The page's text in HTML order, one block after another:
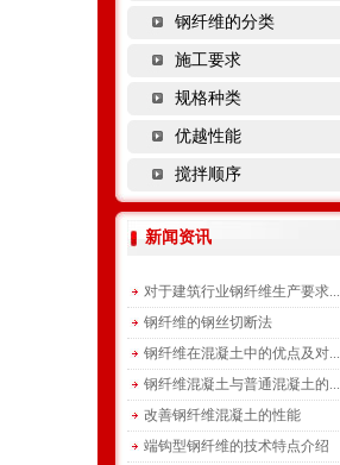
钢纤维的分类
施工要求
规格种类
优越性能
搅拌顺序
新闻资讯
对于建筑行业钢纤维生产要求...
钢纤维的钢丝切断法
钢纤维在混凝土中的优点及对...
钢纤维混凝土与普通混凝土的...
改善钢纤维混凝土的性能
端钩型钢纤维的技术特点介绍